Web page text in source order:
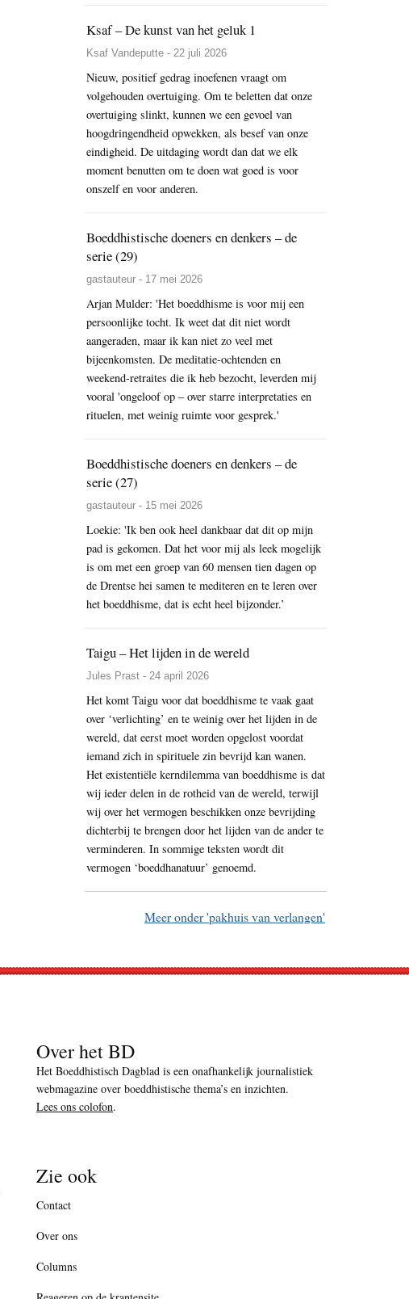
Ksaf – De kunst van het geluk 1
Ksaf Vandeputte - 22 juli 2026
Nieuw, positief gedrag inoefenen vraagt om
volgehouden overtuiging. Om te beletten dat onze
overtuiging slinkt, kunnen we een gevoel van
hoogdringendheid opwekken, als besef van onze
eindigheid. De uitdaging wordt dan dat we elk
moment benutten om te doen wat goed is voor
onszelf en voor anderen.
Boeddhistische doeners en denkers – de
serie (29)
gastauteur - 17 mei 2026
Arjan Mulder: 'Het boeddhisme is voor mij een
persoonlijke tocht. Ik weet dat dit niet wordt
aangeraden, maar ik kan niet zo veel met
bijeenkomsten. De meditatie-ochtenden en
weekend-retraites die ik heb bezocht, leverden mij
vooral 'ongeloof op – over starre interpretaties en
rituelen, met weinig ruimte voor gesprek.'
Boeddhistische doeners en denkers – de
serie (27)
gastauteur - 15 mei 2026
Loekie: 'Ik ben ook heel dankbaar dat dit op mijn
pad is gekomen. Dat het voor mij als leek mogelijk
is om met een groep van 60 mensen tien dagen op
de Drentse hei samen te mediteren en te leren over
het boeddhisme, dat is echt heel bijzonder.’
Taigu – Het lijden in de wereld
Jules Prast - 24 april 2026
Het komt Taigu voor dat boeddhisme te vaak gaat
over ‘verlichting’ en te weinig over het lijden in de
wereld, dat eerst moet worden opgelost voordat
iemand zich in spirituele zin bevrijd kan wanen.
Het existentiële kerndilemma van boeddhisme is dat
wij ieder delen in de rotheid van de wereld, terwijl
wij over het vermogen beschikken onze bevrijding
dichterbij te brengen door het lijden van de ander te
verminderen. In sommige teksten wordt dit
vermogen ‘boeddhanatuur’ genoemd.
Meer onder 'pakhuis van verlangen'
Over het BD
Het Boeddhistisch Dagblad is een onafhankelijk journalistiek
webmagazine over boeddhistische thema’s en inzichten.
Lees ons colofon.
Zie ook
Contact
Over ons
Columns